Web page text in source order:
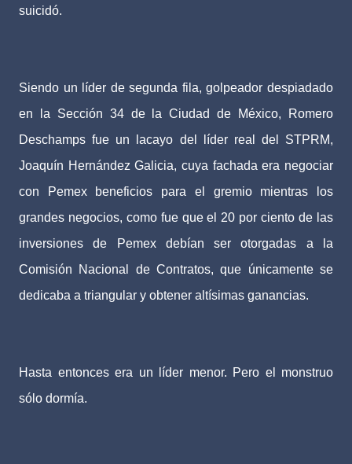
suicidó.
Siendo un líder de segunda fila, golpeador despiadado
en la Sección 34 de la Ciudad de México, Romero
Deschamps fue un lacayo del líder real del STPRM,
Joaquín Hernández Galicia, cuya fachada era negociar
con Pemex beneficios para el gremio mientras los
grandes negocios, como fue que el 20 por ciento de las
inversiones de Pemex debían ser otorgadas a la
Comisión Nacional de Contratos, que únicamente se
dedicaba a triangular y obtener altísimas ganancias.
Hasta entonces era un líder menor. Pero el monstruo
sólo dormía.